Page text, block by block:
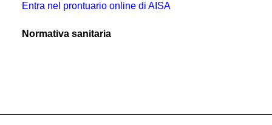
Entra nel prontuario online di AISA
Normativa sanitaria